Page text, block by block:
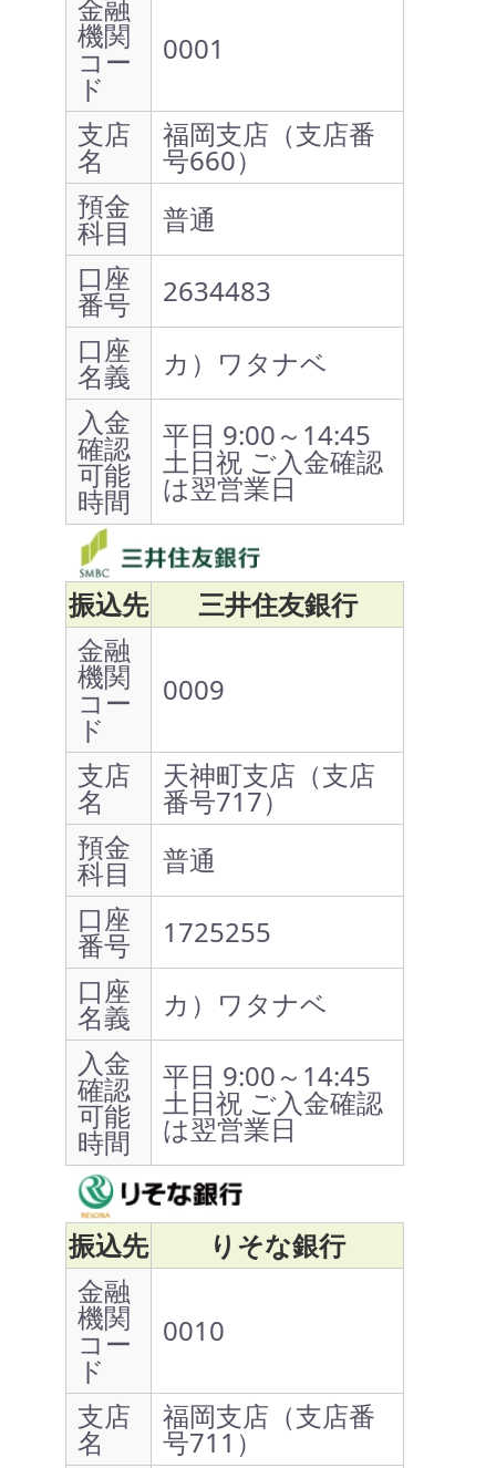
金融
機関
コー
ド
0001
支店
名
福岡支店（支店番
号660）
預金
科目
普通
口座
番号
2634483
口座
名義
カ）ワタナベ
入金
確認
可能
時間
平日 9:00～14:45
土日祝 ご入金確認
は翌営業日
振込先
三井住友銀行
金融
機関
コー
ド
0009
支店
名
天神町支店（支店
番号717）
預金
科目
普通
口座
番号
1725255
口座
名義
カ）ワタナベ
入金
確認
可能
時間
平日 9:00～14:45
土日祝 ご入金確認
は翌営業日
振込先
りそな銀行
金融
機関
コー
ド
0010
支店
名
福岡支店（支店番
号711）